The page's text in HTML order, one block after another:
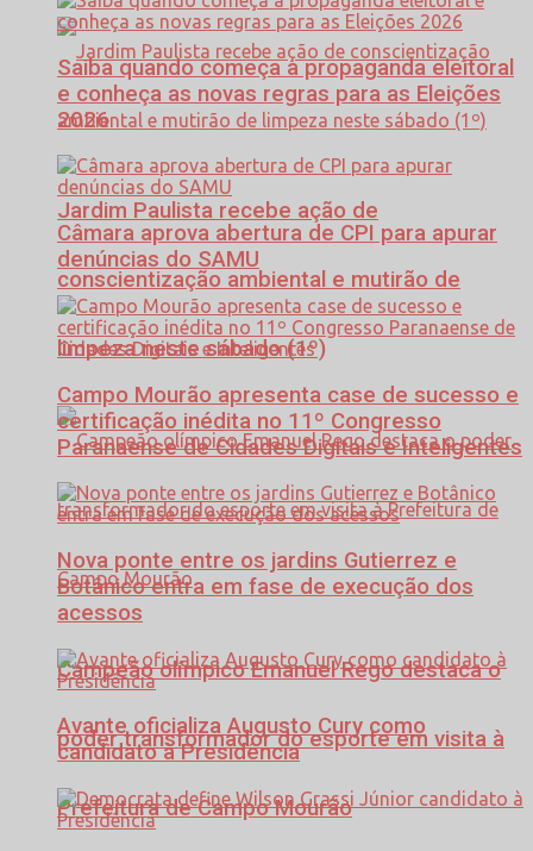
Jardim Paulista recebe ação de
conscientização ambiental e mutirão de
limpeza neste sábado (1º)
Campeão olímpico Emanuel Rego destaca o
poder transformador do esporte em visita à
Prefeitura de Campo Mourão
Saiba quando começa a propaganda eleitoral
e conheça as novas regras para as Eleições
2026
Câmara aprova abertura de CPI para apurar
denúncias do SAMU
Campo Mourão apresenta case de sucesso e
certificação inédita no 11º Congresso
Paranaense de Cidades Digitais e Inteligentes
Nova ponte entre os jardins Gutierrez e
Botânico entra em fase de execução dos
acessos
Avante oficializa Augusto Cury como
candidato à Presidência